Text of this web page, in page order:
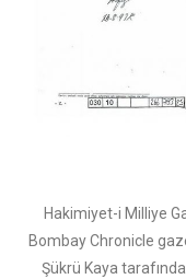
Hakimiyet-i Milliye
Bombay Chronicle
Şükrü Kaya